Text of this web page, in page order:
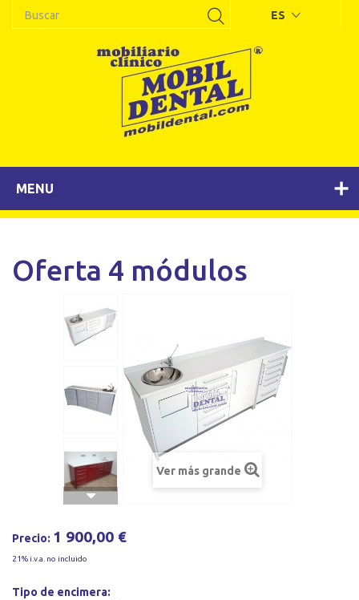
ES
MENU
Oferta 4 módulos
Ver más grande
Precio: 1 900,00 €
21% i.v.a. no incluido
Tipo de encimera: